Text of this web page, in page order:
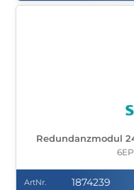
Redundanzmodul
ArtNr. 1874239